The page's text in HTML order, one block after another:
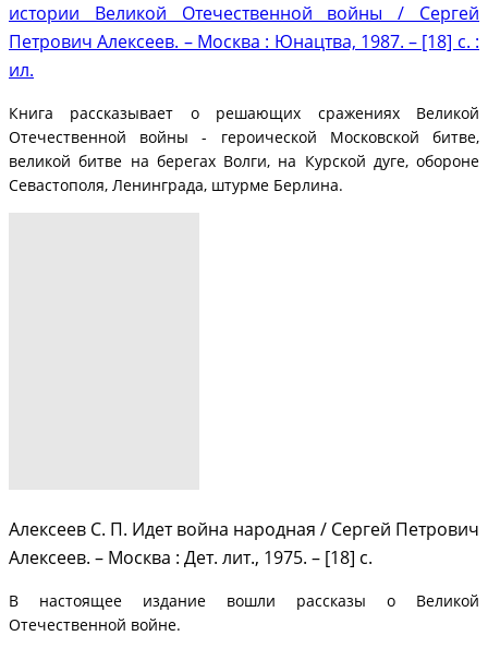
истории Великой Отечественной войны / Сергей
Петрович Алексеев. – Москва : Юнацтва, 1987. – [18] с. :
ил.
Книга рассказывает о решающих сражениях Великой
Отечественной войны - героической Московской битве,
великой битве на берегах Волги, на Курской дуге, обороне
Севастополя, Ленинграда, штурме Берлина.
Алексеев С. П. Идет война народная / Сергей Петрович
Алексеев. – Москва : Дет. лит., 1975. – [18] с.
В настоящее издание вошли рассказы о Великой
Отечественной войне.